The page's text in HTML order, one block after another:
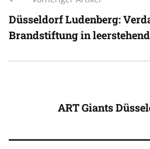
Düsseldorf Ludenberg:
Brandstiftung in
ART Giants